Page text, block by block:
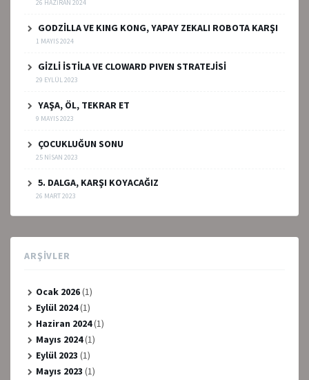
26 HAZIRAN 2024
GODZİLLA VE KING KONG, YAPAY ZEKALI ROBOTA KARŞI
1 MAYIS 2024
GİZLİ İSTİLA VE CLOWARD PIVEN STRATEJİSİ
29 EYLÜL 2023
YAŞA, ÖL, TEKRAR ET
9 MAYIS 2023
ÇOCUKLUĞUN SONU
25 NISAN 2023
5. DALGA, KARŞI KOYACAĞIZ
26 MART 2023
ARŞIVLER
Ocak 2026(1)
Eylül 2024(1)
Haziran 2024(1)
Mayıs 2024(1)
Eylül 2023 (1)
Mayıs 2023 (1)